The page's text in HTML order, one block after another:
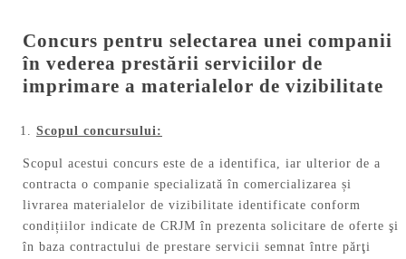
Concurs pentru selectarea unei companii
în vederea prestării serviciilor de
imprimare a materialelor de vizibilitate
Scopul concursului:
Scopul acestui concurs este de a identifica, iar ulterior de a
contracta o companie specializată în comercializarea și
livrarea materialelor de vizibilitate identificate conform
condițiilor indicate de CRJM în prezenta solicitare de oferte şi
în baza contractului de prestare servicii semnat între părţi